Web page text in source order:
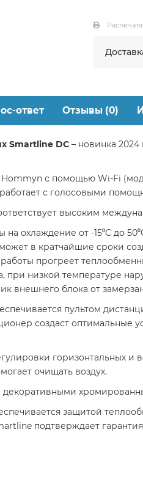
ответ Отзывы (0)
Smartline DC – новинка
с помощью Wi-Fi
с голосовыми
высоким
охлаждение от -15⁰С до
в кратчайшие сроки
прогреет
низкой температуре
внешнего блока от
пультом
создаст оптимальные
горизонтальных и
очищать воздух.
защитой
подтверждает